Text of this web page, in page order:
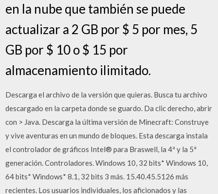
en la nube que también se puede
actualizar a 2 GB por $ 5 por mes, 5
GB por $ 10 o $ 15 por
almacenamiento ilimitado.
Descarga el archivo de la versión que quieras. Busca tu archivo
descargado en la carpeta donde se guardo. Da clic derecho, abrir
con > Java. Descarga la última versión de Minecraft: Construye
y vive aventuras en un mundo de bloques. Esta descarga instala
el controlador de gráficos Intel® para Braswell, la 4ª y la 5ª
generación. Controladores. Windows 10, 32 bits* Windows 10,
64 bits* Windows* 8.1, 32 bits 3 más. 15.40.45.5126 más
recientes. Los usuarios individuales, los aficionados y las